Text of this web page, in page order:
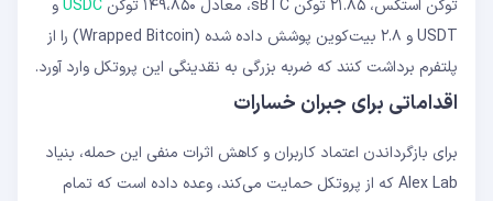
توکن استکس، ۲۱.۸۵ توکن sBTC، معادل ۱۴۹،۸۵۰ توکن
USDCو
USDT و ۲.۸ بیت‌کوین پوشش داده شده (Wrapped Bitcoin) را از
پلتفرم برداشت کنند که ضربه بزرگی به نقدینگی این پروتکل وارد آورد.
اقداماتی برای جبران خسارات
برای بازگرداندن اعتماد کاربران و کاهش اثرات منفی این حمله، بنیاد
Alex Lab که از پروتکل حمایت می‌کند، وعده داده است که تمام